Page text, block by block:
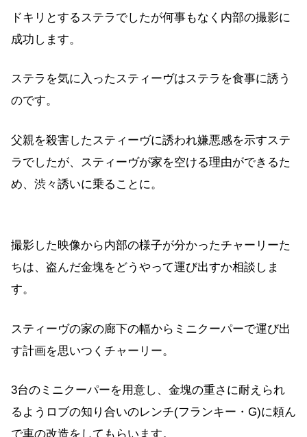
ドキリとするステラでしたが何事もなく内部の撮影に
成功します。
ステラを気に入ったスティーヴはステラを食事に誘う
のです。
父親を殺害したスティーヴに誘われ嫌悪感を示すステ
ラでしたが、スティーヴが家を空ける理由ができるた
め、渋々誘いに乗ることに。
撮影した映像から内部の様子が分かったチャーリーた
ちは、盗んだ金塊をどうやって運び出すか相談しま
す。
スティーヴの家の廊下の幅からミニクーパーで運び出
す計画を思いつくチャーリー。
3台のミニクーパーを用意し、金塊の重さに耐えられ
るようロブの知り合いのレンチ(フランキー・G)に頼ん
で車の改造をしてもらいます。